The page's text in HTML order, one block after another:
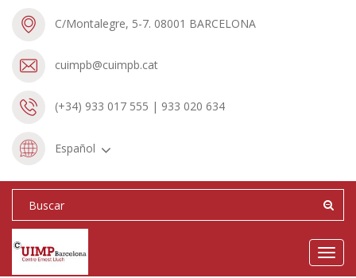
C/Montalegre, 5-7. 08001 BARCELONA
cuimpb@cuimpb.cat
(+34) 933 017 555 | 933 020 634
Español